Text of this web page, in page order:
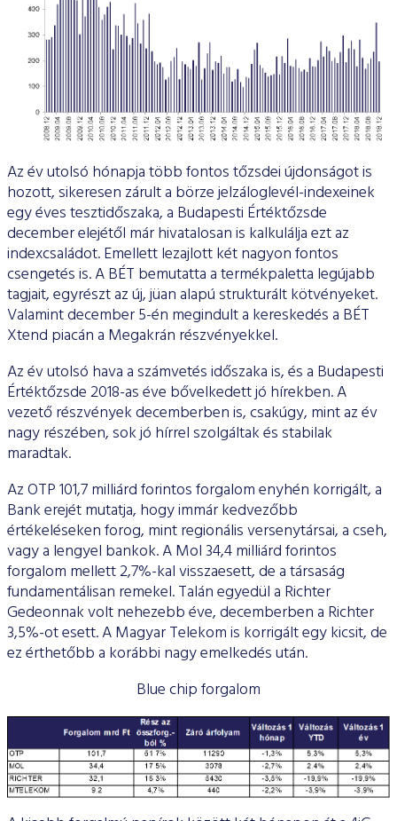
Az év utolsó hónapja több fontos tőzsdei újdonságot is
hozott, sikeresen zárult a börze jelzáloglevél-indexeinek
egy éves tesztidőszaka, a Budapesti Értéktőzsde
december elejétől már hivatalosan is kalkulálja ezt az
indexcsaládot. Emellett lezajlott két nagyon fontos
csengetés is. A BÉT bemutatta a termékpaletta legújabb
tagjait, egyrészt az új, jüan alapú strukturált kötvényeket.
Valamint december 5-én megindult a kereskedés a BÉT
Xtend piacán a Megakrán részvényekkel.
Az év utolsó hava a számvetés időszaka is, és a Budapesti
Értéktőzsde 2018-as éve bővelkedett jó hírekben. A
vezető részvények decemberben is, csakúgy, mint az év
nagy részében, sok jó hírrel szolgáltak és stabilak
maradtak.
Az OTP 101,7 milliárd forintos forgalom enyhén korrigált, a
Bank erejét mutatja, hogy immár kedvezőbb
értékeléseken forog, mint regionális versenytársai, a cseh,
vagy a lengyel bankok. A Mol 34,4 milliárd forintos
forgalom mellett 2,7%-kal visszaesett, de a társaság
fundamentálisan remekel. Talán egyedül a Richter
Gedeonnak volt nehezebb éve, decemberben a Richter
3,5%-ot esett. A Magyar Telekom is korrigált egy kicsit, de
ez érthetőbb a korábbi nagy emelkedés után.
Blue chip forgalom